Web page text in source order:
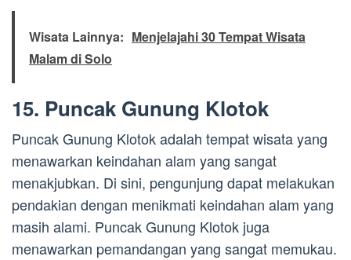
Wisata Lainnya: Menjelajahi 30 Tempat Wisata
Malam di Solo
15. Puncak Gunung Klotok
Puncak Gunung Klotok adalah tempat wisata yang
menawarkan keindahan alam yang sangat
menakjubkan. Di sini, pengunjung dapat melakukan
pendakian dengan menikmati keindahan alam yang
masih alami. Puncak Gunung Klotok juga
menawarkan pemandangan yang sangat memukau.